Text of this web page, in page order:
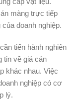
màng trực tiếp
doanh nghiệp.
tiến hành nghiên
tin về giá cán
khác nhau. Việc
nghiệp có cơ
lý.